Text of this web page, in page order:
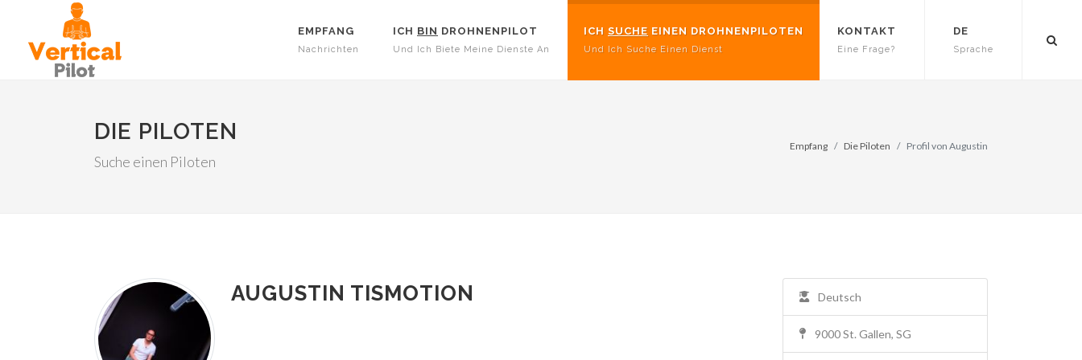
EMPFANG
Nachrichten
ICH BIN DROHNENPILOT
Und Ich Biete Meine Dienste An
ICH SUCHE EINEN DROHNENPILOTEN
Und Ich Suche Einen Dienst
KONTAKT
Eine Frage?
DE
Sprache
DIE PILOTEN
Suche einen Piloten
Empfang Die Piloten Profil von Augustin
AUGUSTIN TISMOTION Deutsch
9000 St. Gallen, SG